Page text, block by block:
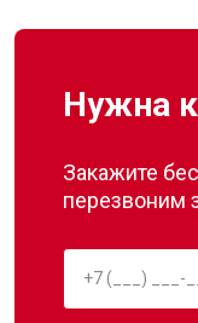
Нужна
Закажите
перезвоним